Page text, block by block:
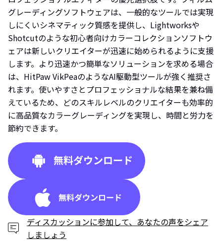
グレーディングソフトウェアは、一般的なツールでは実現
しにくいシネマティック質感を提供し、Lightworksや
Shotcutのような初心者向けカラーコレクションソフトウ
ェアは新しいクリエイターが迅速に始められるように支援
します。より迅速かつ簡単なソリューションを求める場合
は、HitPaw VikPeaのようなAI駆動型ツールが強く推奨さ
れます。使いやすさとプロフェッショナルな結果を兼ね備
えているため、どのスキルレベルのクリエイターも効率的
に高品質なカラーグレーディングを実現し、時間と労力を
節約できます。
ディスカッションに参加して、あなたの声をシェア
しましょう